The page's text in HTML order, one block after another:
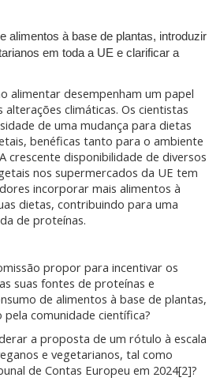
alimentos à base de plantas, introduzir
em toda a UE e clarificar a
alimentar desempenham um papel
climáticas. Os cientistas
de uma mudança para dietas
benéficas tanto para o ambiente
crescente disponibilidade de diversos
nos supermercados da UE tem
incorporar mais alimentos à
dietas, contribuindo para uma
de proteínas.
propor para incentivar os
suas fontes de proteínas e
de alimentos à base de plantas,
comunidade científica?
a proposta de um rótulo à escala
e vegetarianos, tal como
de Contas Europeu em 2024[2]?